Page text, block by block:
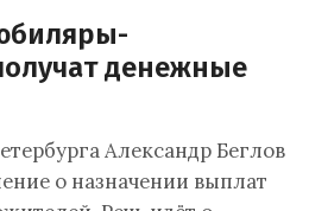
денежные
Александр Беглов
о назначении выплат